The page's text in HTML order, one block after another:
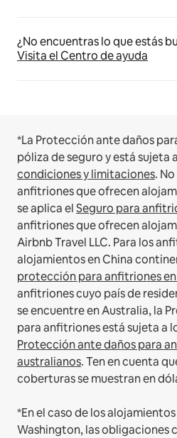
¿No encuentras lo que estás
Visita el Centro de ayuda
*La Protección ante daños
póliza de seguro y está sujeta
condiciones y limitaciones.
anfitriones que ofrecen
se aplica elSeguro para
anfitriones que ofrecen
Airbnb Travel LLC. Para los
alojamientos en China
protección para anfitriones
anfitriones cuyo país de
se encuentre en Australia, la
para anfitriones está sujeta a
Protección ante daños para
australianos. Ten en cuenta
coberturas se muestran en
*En el caso de los
Washington, las obligaciones